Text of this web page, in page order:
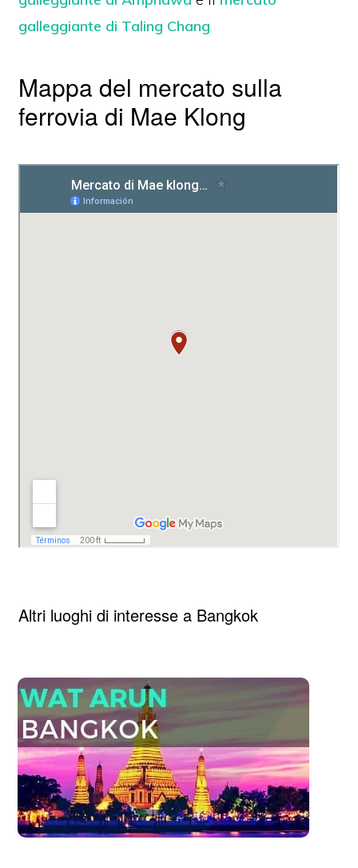
galleggiante di Taling Chang.
Mappa del mercato sulla
ferrovia di Mae Klong
Altri luoghi di interesse a Bangkok